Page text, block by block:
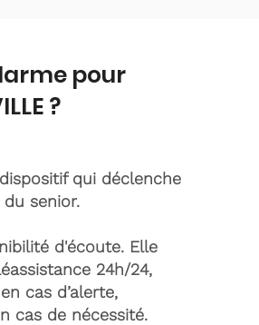
pour
?
qui déclenche
senior.
d'écoute. Elle
24h/24,
cas d’alerte,
cas de nécessité.